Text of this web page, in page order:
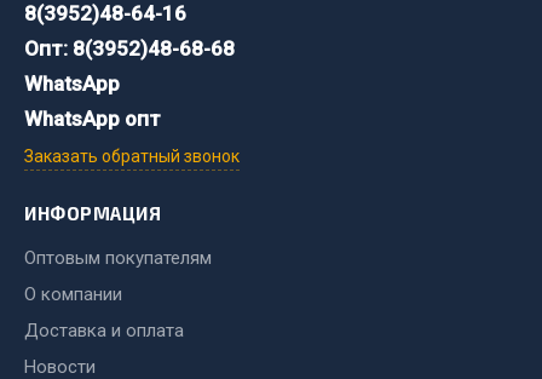
Система охлаждения
Сцепление
Тормозная система
Запчасти ЯМЗ
8(3952)48-64-16
Опт: 8(3952)48-68-68
WhatsApp
WhatsApp опт
Заказать обратный звонок
ИНФОРМАЦИЯ
Оптовым покупателям
О компании
Доставка и оплата
Новости